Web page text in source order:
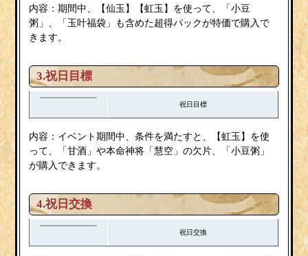
内容：期間中、【仙玉】【虹玉】を使って、「小豆
粥」、「玉叶福袋」も含めた超得パックが特価で購入で
きます。
3.祝日目標
祝日目標
内容：イベント期間中、条件を満たすと、【虹玉】を使
って、「甘酒」や本命神将「慧空」の欠片、「小豆粥」
が購入できます。
4.祝日交換
祝日交換